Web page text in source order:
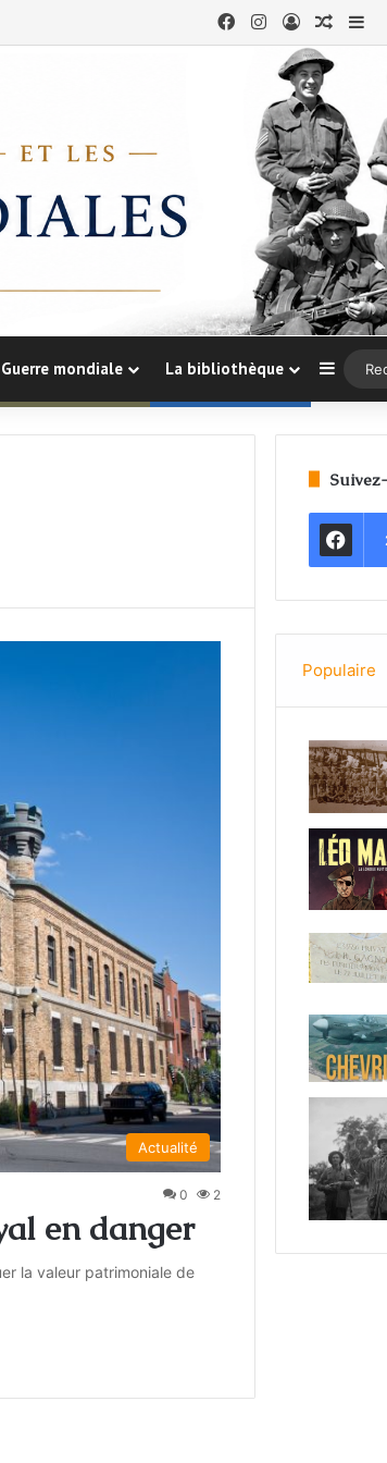
Facebook
InstagramConnexion
Article
mondiale La bibliothèque
Actualité
0 2
en danger
la valeur patrimoniale de
Populaire